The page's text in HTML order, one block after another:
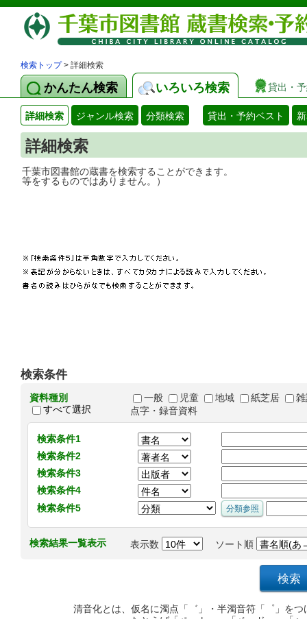
検索トップ> 詳細検索
かんたん検索 いろいろ検索 貸出・
詳細検索 ジャンル検索 分類検索 貸出・予約ベスト
詳細検索
千葉市図書館の蔵書を検索することがで
等をするものではありません。）
検索条件
資料種別
すべて選択
一般 児童 地域 紙芝居
点字・録音資料
検索条件1
検索条件2
検索条件3
検索条件4
検索条件5
検索結果一覧表示 表示数 ソート順
清音化とは、仮名に濁点「゛」・半濁音符「゜」を